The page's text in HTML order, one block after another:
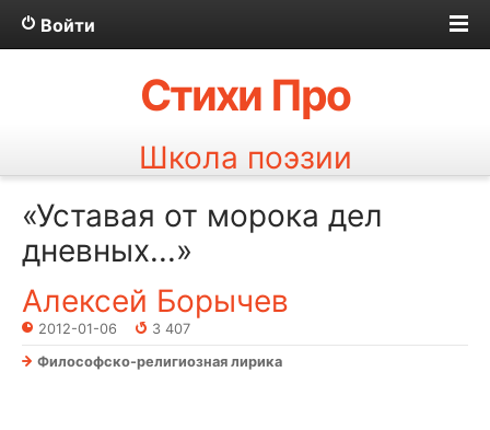
Войти
Стихи Про
Школа поэзии
«Уставая от морока дел
дневных...»
Алексей Борычев
2012-01-06
3 407
Философско-религиозная лирика